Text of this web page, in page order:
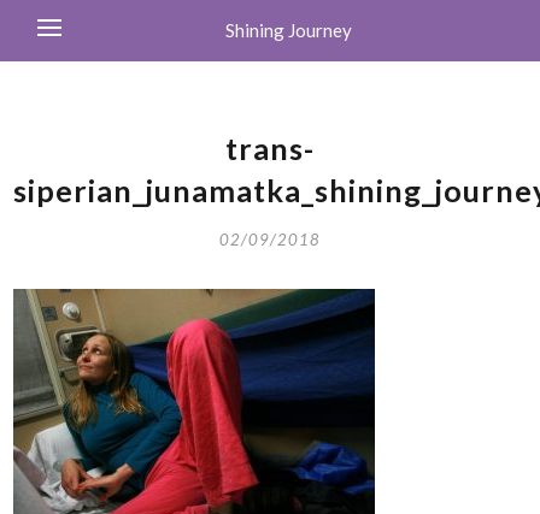
Shining Journey
trans-
02/09/2018